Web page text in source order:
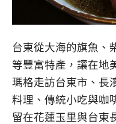
台東從大海的旗魚、
等豐富特產，讓在地
瑪格走訪台東市、長
料理、傳統小吃與咖
留在花蓮玉里與台東